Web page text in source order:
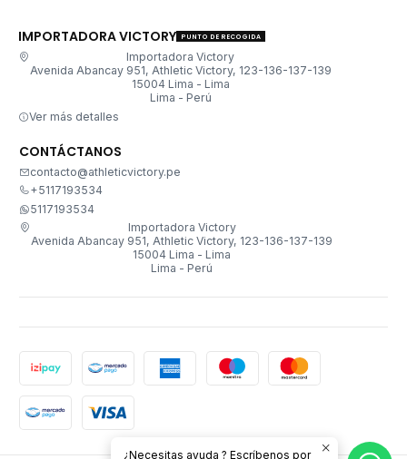
IMPORTADORA VICTORY PUNTO DE RECOGIDA
Importadora Victory
Avenida Abancay 951, Athletic Victory, 123-136-137-139
15004 Lima - Lima
Lima - Perú
Ver más detalles
CONTÁCTANOS
contacto@athleticvictory.pe
+5117193534
5117193534
Importadora Victory
Avenida Abancay 951, Athletic Victory, 123-136-137-139
15004 Lima - Lima
Lima - Perú
¿Necesitas ayuda ? Escríbenos por